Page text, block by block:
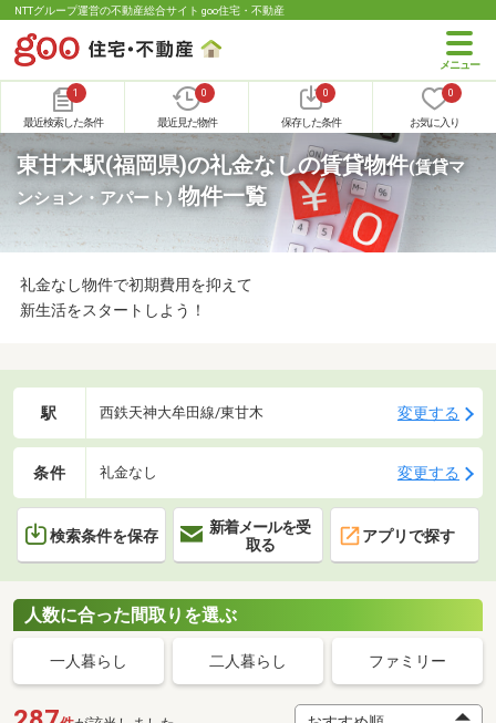
NTTグループ運営の不動産総合サイト goo住宅・不動産
1
最近検索した条件
0
最近見た物件
0
保存した条件
0
お気に入り
東甘木駅(福岡県)の礼金なしの賃貸物件(賃貸マ
ンション・アパート) 物件一覧
礼金なし物件で初期費用を抑えて
新生活をスタートしよう！
駅 西鉄天神大牟田線/東甘木 変更する
条件 礼金なし 変更する
検索条件を保存
新着メールを受
取る
アプリで探す
人数に合った間取りを選ぶ
一人暮らし 二人暮らし ファミリー